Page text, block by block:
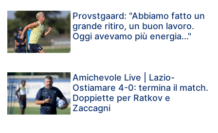
Provstgaard: "Abbiamo fatto un
grande ritiro, un buon lavoro.
Oggi avevamo più energia..."
Amichevole Live | Lazio-
Ostiamare 4-0: termina il match.
Doppiette per Ratkov e
Zaccagni